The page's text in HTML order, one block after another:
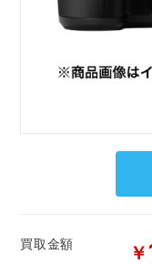
買取金額 ￥